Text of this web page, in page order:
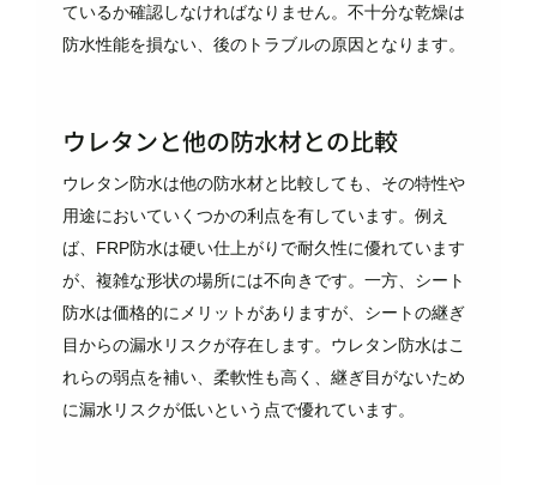
ているか確認しなければなりません。不十分な乾燥は
防水性能を損ない、後のトラブルの原因となります。
ウレタンと他の防水材との比較
ウレタン防水は他の防水材と比較しても、その特性や
用途においていくつかの利点を有しています。例え
ば、FRP防水は硬い仕上がりで耐久性に優れています
が、複雑な形状の場所には不向きです。一方、シート
防水は価格的にメリットがありますが、シートの継ぎ
目からの漏水リスクが存在します。ウレタン防水はこ
れらの弱点を補い、柔軟性も高く、継ぎ目がないため
に漏水リスクが低いという点で優れています。